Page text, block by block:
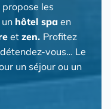
propose les
hôtel spa en
et zen. Profitez
vous… Le
un séjour ou un